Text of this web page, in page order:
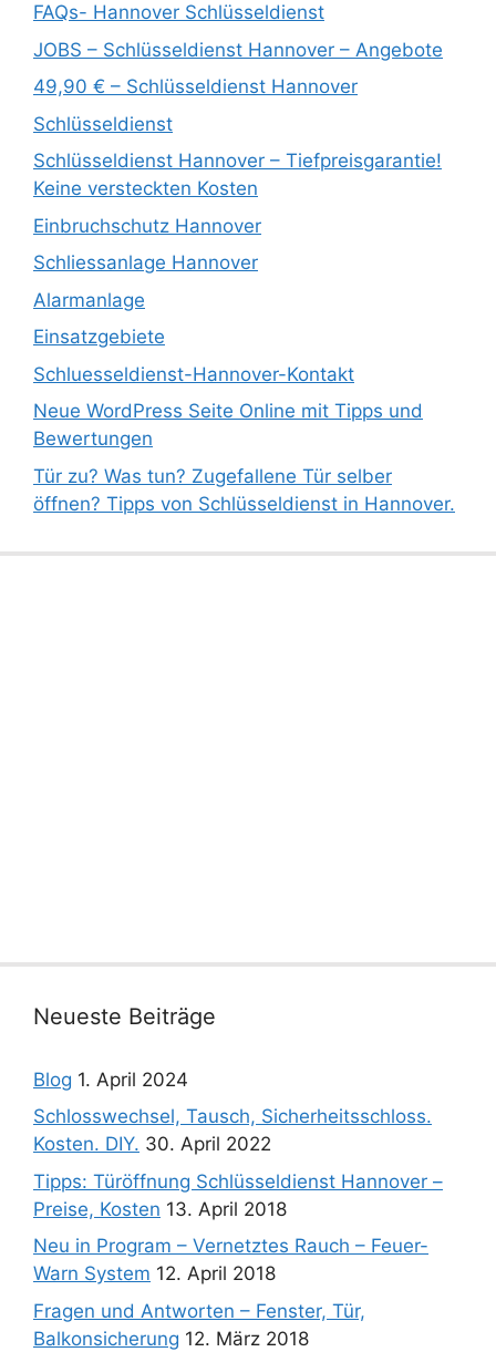
FAQs- Hannover Schlüsseldienst
JOBS – Schlüsseldienst Hannover – Angebote
49,90 € – Schlüsseldienst Hannover
Schlüsseldienst
Schlüsseldienst Hannover – Tiefpreisgarantie!
Keine versteckten Kosten
Einbruchschutz Hannover
Schliessanlage Hannover
Alarmanlage
Einsatzgebiete
Schluesseldienst-Hannover-Kontakt
Neue WordPress Seite Online mit Tipps und
Bewertungen
Tür zu? Was tun? Zugefallene Tür selber
öffnen? Tipps von Schlüsseldienst in Hannover.
Neueste Beiträge
Blog 1. April 2024
Schlosswechsel, Tausch, Sicherheitsschloss.
Kosten. DIY. 30. April 2022
Tipps: Türöffnung Schlüsseldienst Hannover –
Preise, Kosten 13. April 2018
Neu in Program – Vernetztes Rauch – Feuer-
Warn System 12. April 2018
Fragen und Antworten – Fenster, Tür,
Balkonsicherung 12. März 2018